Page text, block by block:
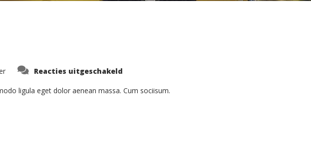
Reacties uitgeschakeld
Eti
ligula eget dolor aenean massa. Cum sociisum.